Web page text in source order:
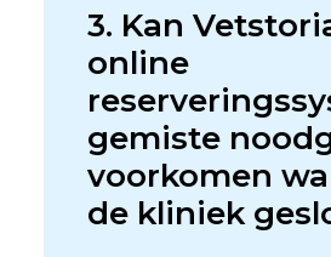
3. Kan
online
gemiste
voorkomen
de kliniek